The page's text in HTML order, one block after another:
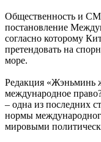
Общественность и
постановление
согласно которому
претендовать на
море.
Редакция «Жэньминь
международное
– одна из последних
нормы
мировыми